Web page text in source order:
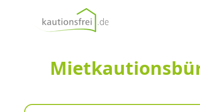
kautionsfrei.de